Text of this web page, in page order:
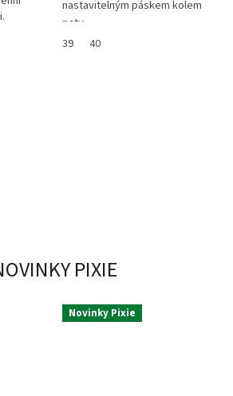
nastavitelným páskem kolem
paty.
39 40
PIXIE
Novinky Pixie